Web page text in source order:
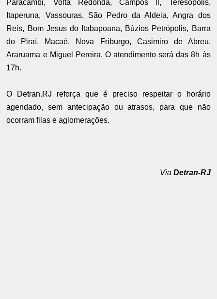
Paracambi, Volta Redonda, Campos ll, Teresópolis,
Itaperuna, Vassouras, São Pedro da Aldeia, Angra dos
Reis, Bom Jesus do Itabapoana, Búzios Petrópolis, Barra
do Piraí, Macaé, Nova Friburgo, Casimiro de Abreu,
Araruama e Miguel Pereira. O atendimento será das 8h às
17h.
O Detran.RJ reforça que é preciso respeitar o horário
agendado, sem antecipação ou atrasos, para que não
ocorram filas e aglomerações.
Via Detran-RJ